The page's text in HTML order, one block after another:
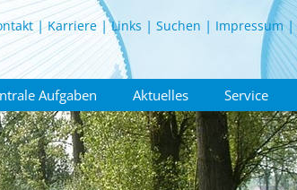
Karriere Links Suchen Impressum
Aufgaben Aktuelles Service